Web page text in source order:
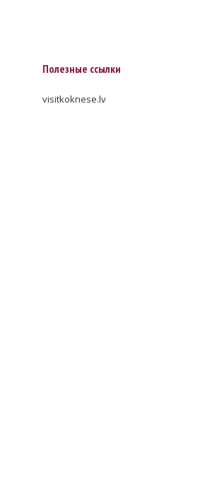
Полезные ссылки
visitkoknese.lv